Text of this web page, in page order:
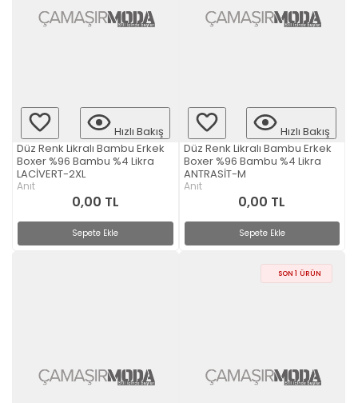
Hızlı Bakış
Düz Renk Likralı Bambu Erkek
Boxer %96 Bambu %4 Likra
LACİVERT-2XL
Anıt
0,00 TL
Sepete Ekle
Hızlı Bakış
Düz Renk Likralı Bambu Erkek
Boxer %96 Bambu %4 Likra
ANTRASİT-M
Anıt
0,00 TL
Sepete Ekle
SON 1 ÜRÜN